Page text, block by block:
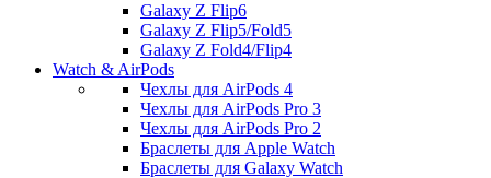
Galaxy Z Flip6
Galaxy Z Flip5/Fold5
Galaxy Z Fold4/Flip4
Watch & AirPods
Чехлы для AirPods 4
Чехлы для AirPods Pro 3
Чехлы для AirPods Pro 2
Браслеты для Apple Watch
Браслеты для Galaxy Watch